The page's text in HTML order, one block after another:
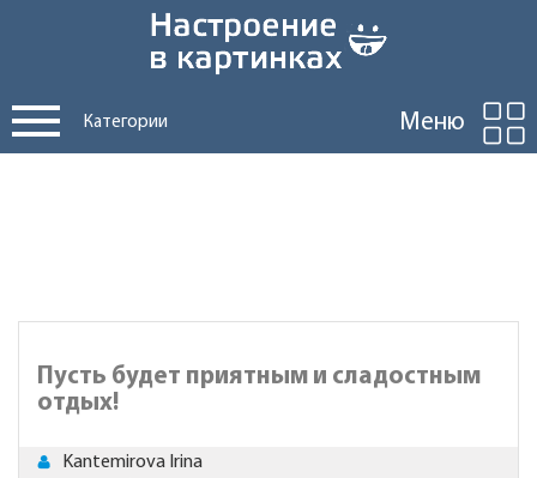
Категории Меню
Пусть будет приятным и сладостным
отдых!
Kantemirova Irina